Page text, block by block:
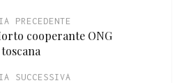
PRECEDENTE
cooperante ONG
toscana
SUCCESSIVA